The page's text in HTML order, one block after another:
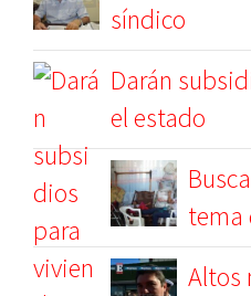
síndico
Darán
el estado
tema
Altos